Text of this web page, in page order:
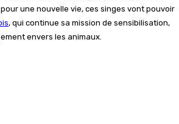
une nouvelle vie, ces singes vont pouvoir
, qui continue sa mission de sensibilisation,
envers les animaux.